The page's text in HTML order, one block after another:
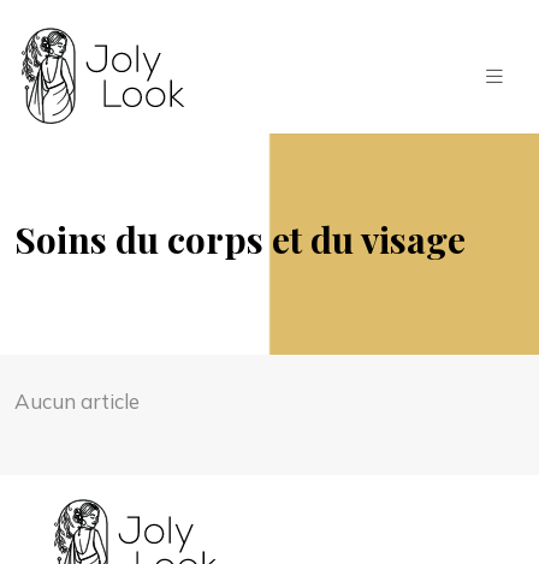
Soins du corps et du visage
Aucun article